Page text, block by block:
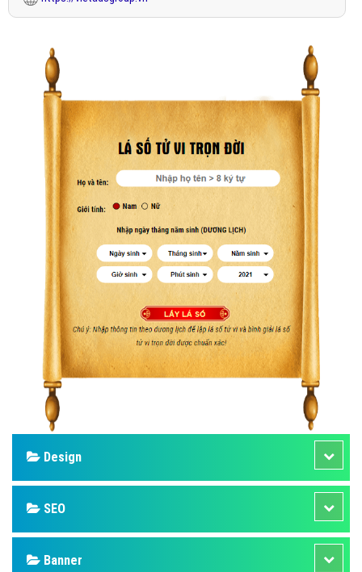
Design
SEO
Banner